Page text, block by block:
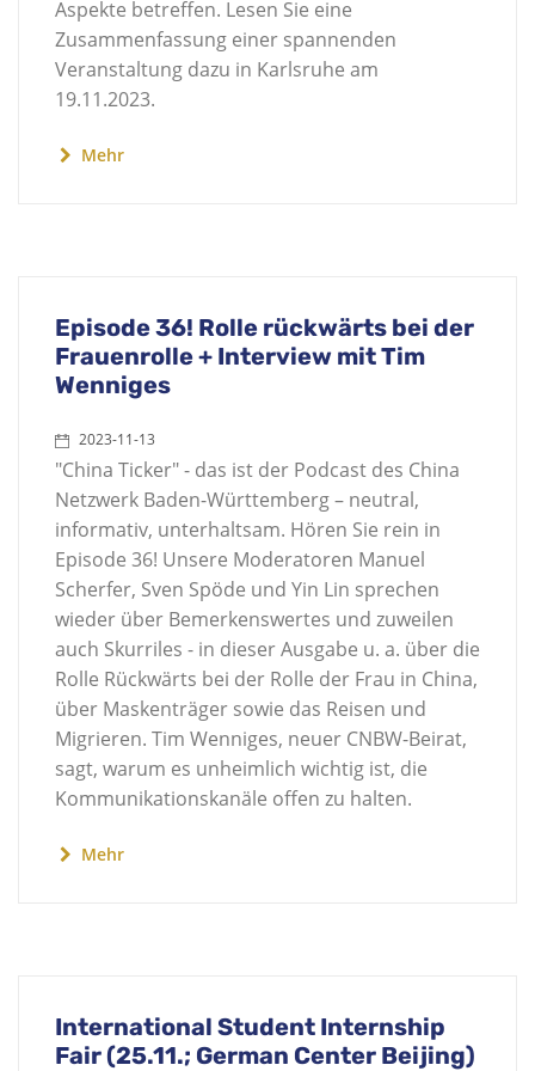
Aspekte betreffen. Lesen Sie eine
Zusammenfassung einer spannenden
Veranstaltung dazu in Karlsruhe am
19.11.2023.
Mehr
Episode 36! Rolle rückwärts bei der
Frauenrolle + Interview mit Tim
Wenniges
2023-11-13
"China Ticker" - das ist der Podcast des China
Netzwerk Baden-Württemberg – neutral,
informativ, unterhaltsam. Hören Sie rein in
Episode 36! Unsere Moderatoren Manuel
Scherfer, Sven Spöde und Yin Lin sprechen
wieder über Bemerkenswertes und zuweilen
auch Skurriles - in dieser Ausgabe u. a. über die
Rolle Rückwärts bei der Rolle der Frau in China,
über Maskenträger sowie das Reisen und
Migrieren. Tim Wenniges, neuer CNBW-Beirat,
sagt, warum es unheimlich wichtig ist, die
Kommunikationskanäle offen zu halten.
Mehr
International Student Internship
Fair (25.11.; German Center Beijing)